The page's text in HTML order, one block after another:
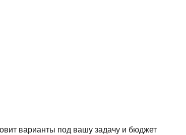
варианты под вашу задачу и бюджет